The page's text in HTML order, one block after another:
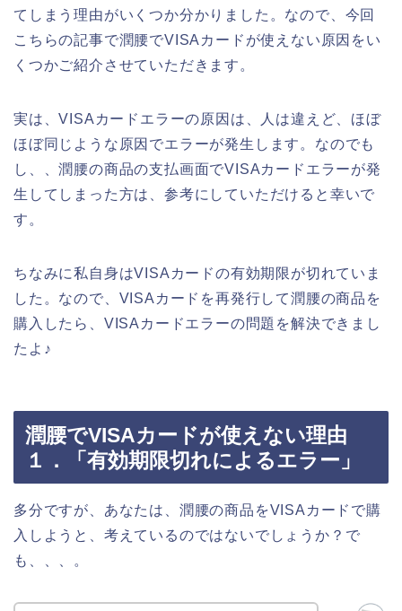
てしまう理由がいくつか分かりました。なので、今回
こちらの記事で潤腰でVISAカードが使えない原因をい
くつかご紹介させていただきます。
実は、VISAカードエラーの原因は、人は違えど、ほぼ
ほぼ同じような原因でエラーが発生します。なのでも
し、、潤腰の商品の支払画面でVISAカードエラーが発
生してしまった方は、参考にしていただけると幸いで
す。
ちなみに私自身はVISAカードの有効期限が切れていま
した。なので、VISAカードを再発行して潤腰の商品を
購入したら、VISAカードエラーの問題を解決できまし
たよ♪
潤腰でVISAカードが使えない理由
１．「有効期限切れによるエラー」
多分ですが、あなたは、潤腰の商品をVISAカードで購
入しようと、考えているのではないでしょうか？で
も、、、。